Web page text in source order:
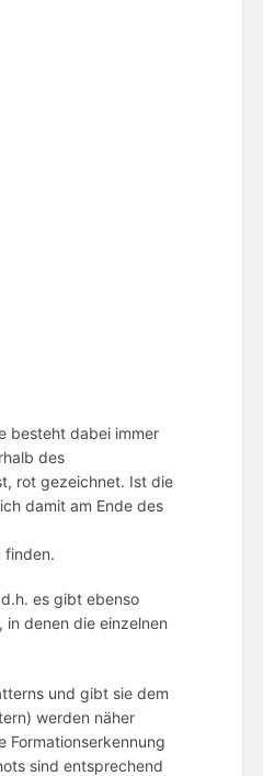
besteht dabei immer
des
rot gezeichnet. Ist die
damit am Ende des
finden.
es gibt ebenso
denen die einzelnen
und gibt sie dem
werden näher
Formationserkennung
sind entsprechend